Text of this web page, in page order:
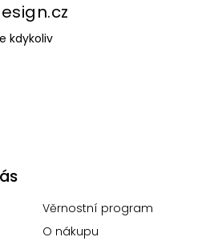
kdykoliv
Věrnostní program
O nákupu